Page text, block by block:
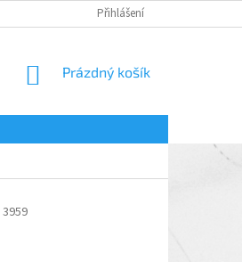
Přihlášení
NÁKUPNÍ
Prázdný košík
3959